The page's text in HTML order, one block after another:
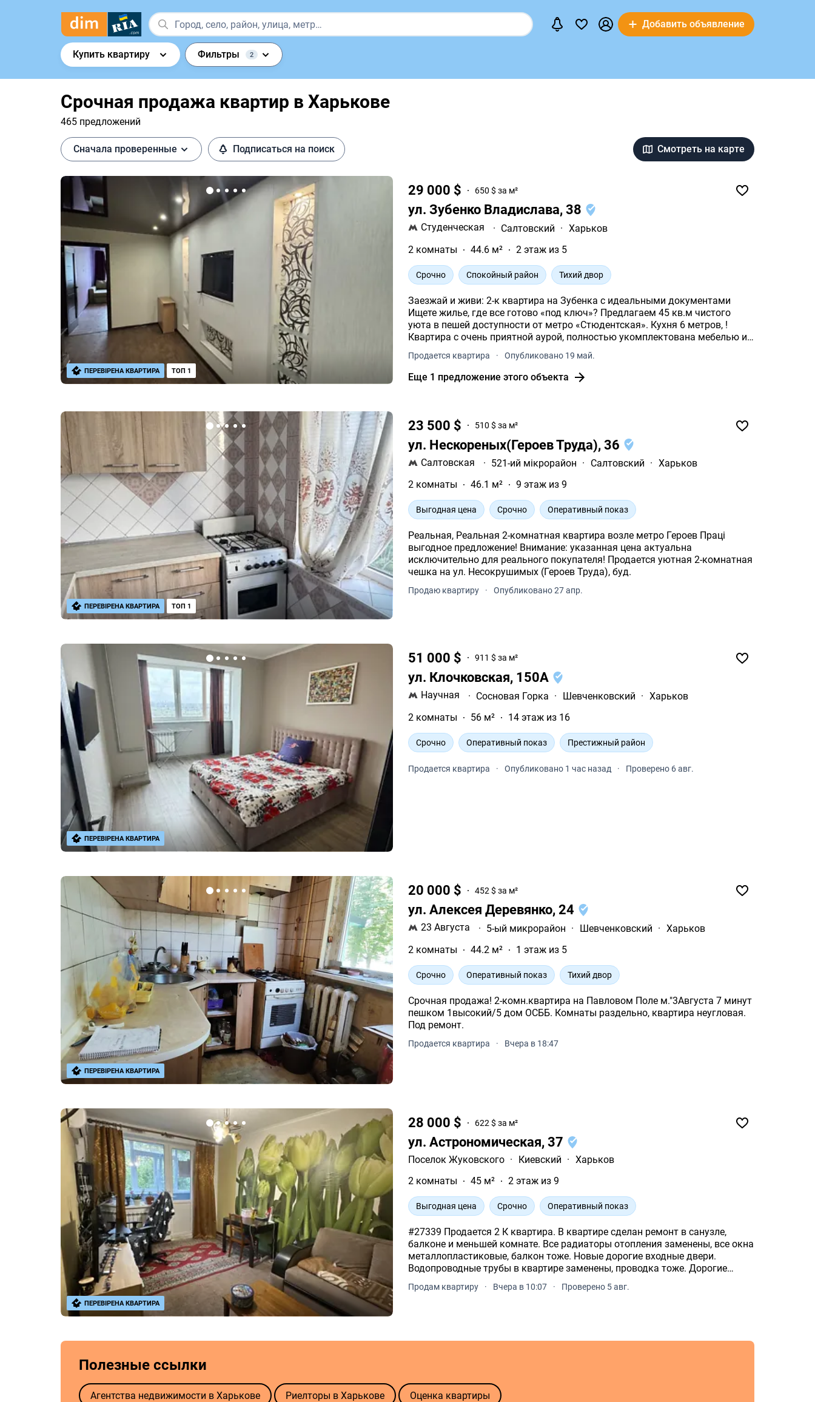
Добавить объявление
Купить квартиру Фильтры 2
Срочная продажа квартир в Харькове
465 предложений
Сначала проверенные Подписаться на поиск Смотреть на карте
29 000 $ 650 $ за м²
ул. Зубенко Владислава, 38
Студенческая · Салтовский · Харьков
2 комнаты
44.6 м² 2 этаж из 5
Срочно Спокойный район Тихий двор
Заезжай и живи: 2-к квартира на Зубенка с идеальными документами ️
Ищете жилье, где все готово «под ключ»? Предлагаем 45 кв.м чистого
уюта в пешей доступности от метро «Стюдентская». Кухня 6 метров, !
Квартира с очень приятной аурой, полностью укомплектована мебелью и
Продается квартира · Опубликовано 19 май.
Еще 1 предложение этого объекта
ПЕРЕВІРЕНА КВАРТИРА ТОП 1
23 500 $ 510 $ за м²
ул. Нескореных(Героев Труда), 36
Салтовская · 521-ий мікрорайон · Салтовский · Харьков
2 комнаты
46.1 м² 9 этаж из 9
Выгодная цена Срочно Оперативный показ
Реальная, Реальная 2-комнатная квартира возле метро Героев Праці
выгодное предложение! Внимание: указанная цена актуальна
исключительно для реального покупателя! Продается уютная 2-комнатная
чешка на ул. Несокрушимых (Героев Труда), буд.
Продаю квартиру · Опубликовано 27 апр.
ПЕРЕВІРЕНА КВАРТИРА ТОП 1
51 000 $ 911 $ за м²
ул. Клочковская, 150А
Научная · Сосновая Горка · Шевченковский · Харьков
2 комнаты
56 м² 14 этаж из 16
Срочно Оперативный показ Престижный район
Продается квартира · Опубликовано 1 час назад · Проверено 6 авг.
ПЕРЕВІРЕНА КВАРТИРА
20 000 $ 452 $ за м²
ул. Алексея Деревянко, 24
23 Августа · 5-ый микрорайон · Шевченковский · Харьков
2 комнаты
44.2 м² 1 этаж из 5
Срочно Оперативный показ Тихий двор
Срочная продажа! 2-комн.квартира на Павловом Поле м."3Августа 7 минут
пешком 1высокий/5 дом ОСББ. Комнаты раздельно, квартира неугловая.
Под ремонт.
Продается квартира · Вчера в 18:47
ПЕРЕВІРЕНА КВАРТИРА
28 000 $ 622 $ за м²
ул. Астрономическая, 37
Поселок Жуковского · Киевский · Харьков
2 комнаты
45 м² 2 этаж из 9
Выгодная цена Срочно Оперативный показ
#27339 Продается 2 К квартира. В квартире сделан ремонт в санузле,
балконе и меньшей комнате. Все радиаторы отопления заменены, все окна
металлопластиковые, балкон тоже. Новые дорогие входные двери.
Водопроводные трубы в квартире заменены, проводка тоже. Дорогие
Продам квартиру · Вчера в 10:07 · Проверено 5 авг.
ПЕРЕВІРЕНА КВАРТИРА
Полезные ссылки
Агентства недвижимости в Харькове Риелторы в Харькове Оценка квартиры